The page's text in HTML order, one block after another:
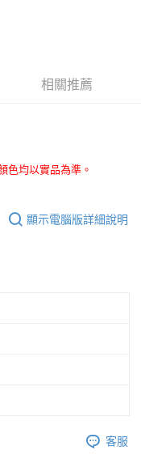
。
跳轉至「AFTEE先享後付」
連結，可透過四大超商／
易完成。
有效，需透過AFTEE先享
頁面顯示為準，若有關於
support/home
相關推薦
色均以實品為準。
顯示電腦版詳細說明
客服